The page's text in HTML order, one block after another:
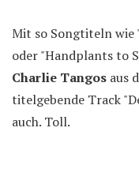
Mit so Songtiteln wie
oder "Handplants to
Charlie Tangos aus
titelgebende Track
auch. Toll.